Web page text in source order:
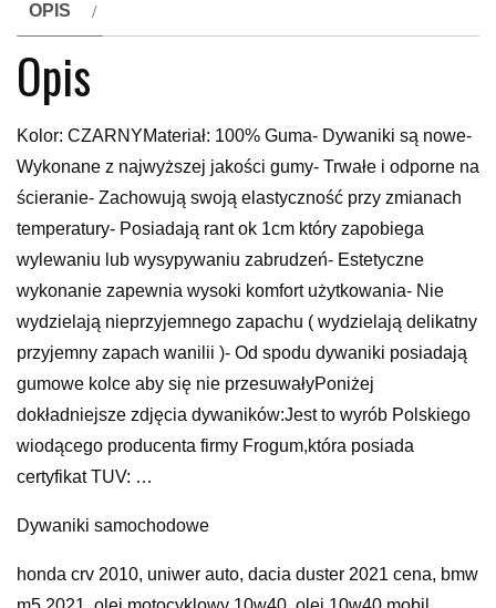
OPIS
Opis
Kolor: CZARNYMateriał: 100% Guma- Dywaniki są nowe-
Wykonane z najwyższej jakości gumy- Trwałe i odporne na
ścieranie- Zachowują swoją elastyczność przy zmianach
temperatury- Posiadają rant ok 1cm który zapobiega
wylewaniu lub wysypywaniu zabrudzeń- Estetyczne
wykonanie zapewnia wysoki komfort użytkowania- Nie
wydzielają nieprzyjemnego zapachu ( wydzielają delikatny
przyjemny zapach wanilii )- Od spodu dywaniki posiadają
gumowe kolce aby się nie przesuwałyPoniżej
dokładniejsze zdjęcia dywaników:Jest to wyrób Polskiego
wiodącego producenta firmy Frogum,która posiada
certyfikat TUV: …
Dywaniki samochodowe
honda crv 2010, uniwer auto, dacia duster 2021 cena, bmw